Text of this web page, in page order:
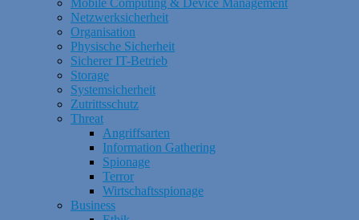
Netzwerksicherheit
Organisation
Physische Sicherheit
Sicherer IT-Betrieb
Storage
Systemsicherheit
Zutrittsschutz
Threat
Angriffsarten
Information Gathering
Spionage
Terror
Wirtschaftsspionage
Business